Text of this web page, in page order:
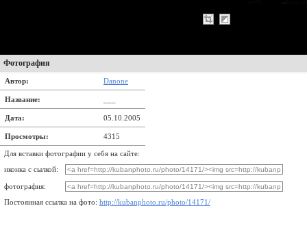
Фотография
Автор: Danone
Название:
Дата: 05.10.2005
Просмотры: 4315
Для вставки фотографии у себя на сайте:
иконка с сылкой:
фотография:
Постоянная ссылка на фото: http://kubanphoto.ru/photo/14171/